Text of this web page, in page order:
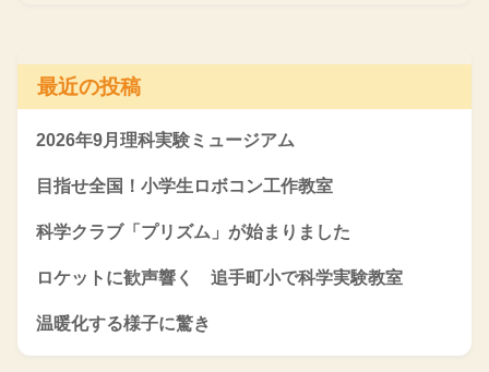
最近の投稿
2026年9月理科実験ミュージアム
目指せ全国！小学生ロボコン工作教室
科学クラブ「プリズム」が始まりました
ロケットに歓声響く 追手町小で科学実験教室
温暖化する様子に驚き